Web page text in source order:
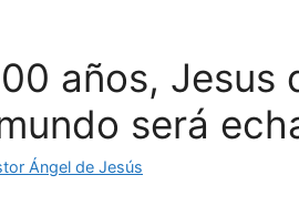
años, Jesus
será
Ángel de Jesús